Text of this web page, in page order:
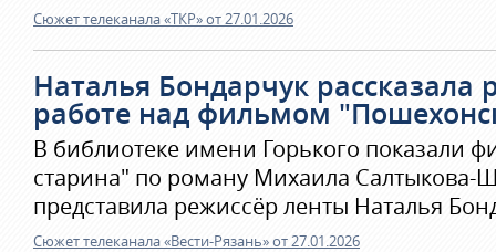
Сюжет телеканала «ТКР» от 27.01.2026
Наталья Бондарчук рассказала
работе над фильмом
В библиотеке имени Горького показали
старина" по роману Михаила Салтыкова-
представила режиссёр ленты Наталья
Сюжет телеканала «Вести-Рязань» от 27.01.2026